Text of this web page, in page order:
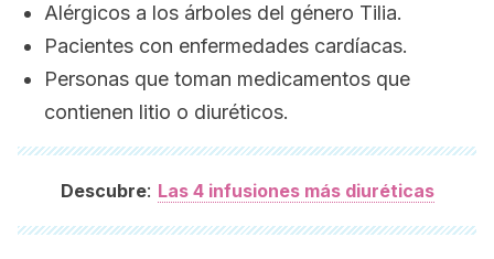
Alérgicos a los árboles del género Tilia.
Pacientes con enfermedades cardíacas.
Personas que toman medicamentos que
contienen litio o diuréticos.
Descubre: Las 4 infusiones más diuréticas